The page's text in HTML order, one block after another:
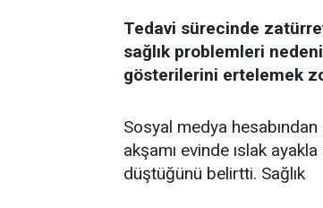
Tedavi sürecinde
sağlık problemleri
gösterilerini ertelemek
Sosyal medya
akşamı evinde ıslak
düştüğünü belirtti. Sağlık